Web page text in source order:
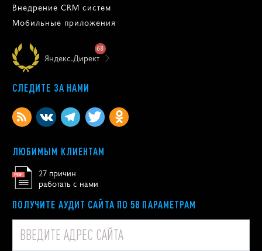
Внедрение CRM систем
Мобильные приложения
Яндекс.Директ
68
СЛЕДИТЕ ЗА НАМИ
ЛЮБИМЫМ КЛИЕНТАМ
27 причин
работать с нами
ПОЛУЧИТЕ АУДИТ САЙТА ПО 58 ПАРАМЕТРАМ